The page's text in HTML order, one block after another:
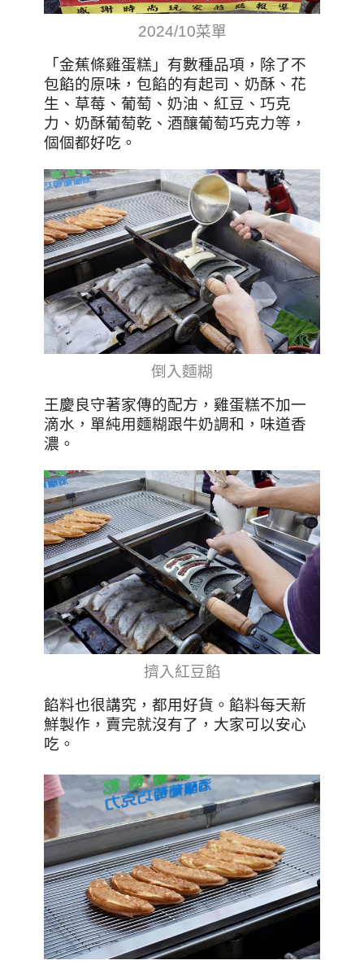
2024/10菜單
「金蕉條雞蛋糕」有數種品項，除了不
包餡的原味，包餡的有起司、奶酥、花
生、草莓、葡萄、奶油、紅豆、巧克
力、奶酥葡萄乾、酒釀葡萄巧克力等，
個個都好吃。
倒入麵糊
王慶良守著家傳的配方，雞蛋糕不加一
滴水，單純用麵糊跟牛奶調和，味道香
濃。
擠入紅豆餡
餡料也很講究，都用好貨。餡料每天新
鮮製作，賣完就沒有了，大家可以安心
吃。